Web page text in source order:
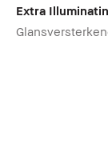
Extra